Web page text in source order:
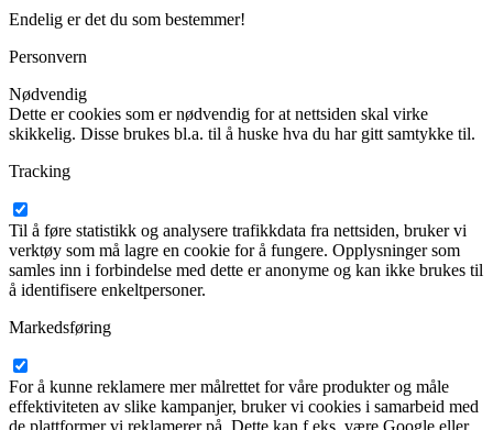
Endelig er det du som bestemmer!
Personvern
Nødvendig
Dette er cookies som er nødvendig for at nettsiden skal virke
skikkelig. Disse brukes bl.a. til å huske hva du har gitt samtykke til.
Tracking
Til å føre statistikk og analysere trafikkdata fra nettsiden, bruker vi
verktøy som må lagre en cookie for å fungere. Opplysninger som
samles inn i forbindelse med dette er anonyme og kan ikke brukes til
å identifisere enkeltpersoner.
Markedsføring
For å kunne reklamere mer målrettet for våre produkter og måle
effektiviteten av slike kampanjer, bruker vi cookies i samarbeid med
de plattformer vi reklamerer på. Dette kan f.eks. være Google eller